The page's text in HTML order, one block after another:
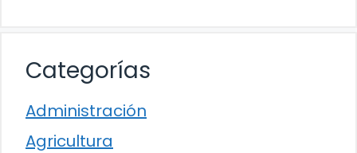
Categorías
Administración
Agricultura